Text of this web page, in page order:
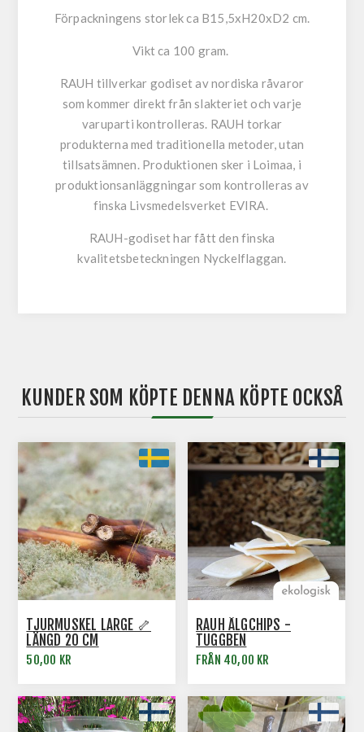
Förpackningens storlek ca B15,5xH20xD2 cm.
Vikt ca 100 gram.
RAUH tillverkar godiset av nordiska råvaror
som kommer direkt från slakteriet och varje
varuparti kontrolleras. RAUH torkar
produkterna med traditionella metoder, utan
tillsatsämnen. Produktionen sker i Loimaa, i
produktionsanläggningar som kontrolleras av
finska Livsmedelsverket EVIRA.
RAUH-godiset har fått den finska
kvalitetsbeteckningen Nyckelflaggan.
KUNDER SOM KÖPTE DENNA KÖPTE OCKSÅ
TJURMUSKEL LARGE 🦴
LÄNGD 20 CM
50,00 KR
RAUH ÄLGCHIPS -
TUGGBEN
FRÅN 40,00 KR